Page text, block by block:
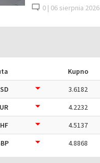
0 | 06 sierpnia 2026
Kupno
3.6182
4.2232
4.5137
4.8868